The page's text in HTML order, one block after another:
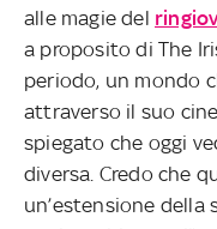
alle magie del
a proposito di The
periodo, un mondo
attraverso il suo
spiegato che oggi
diversa. Credo che
un’estensione della